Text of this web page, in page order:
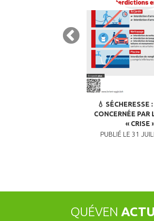
AUX HORAIRES
💧 SÉCHERESSE
CONCERNÉE PAR
« CRISE
PUBLIÉ LE 31
QUÉVEN ACTU